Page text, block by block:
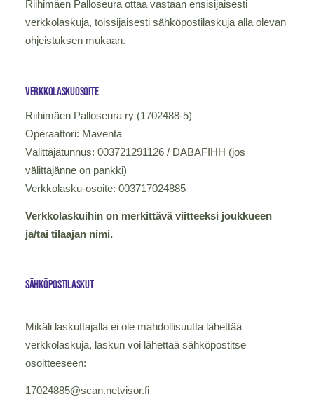
Riihimäen Palloseura ottaa vastaan ensisijaisesti
verkkolaskuja, toissijaisesti sähköpostilaskuja alla olevan
ohjeistuksen mukaan.
VERKKOLaskuosoite
Riihimäen Palloseura ry (1702488-5)
Operaattori: Maventa
Välittäjätunnus: 003721291126 / DABAFIHH (jos
välittäjänne on pankki)
Verkkolasku-osoite: 003717024885
Verkkolaskuihin on merkittävä viitteeksi joukkueen
ja/tai tilaajan nimi.
Sähköpostilaskut
Mikäli laskuttajalla ei ole mahdollisuutta lähettää
verkkolaskuja, laskun voi lähettää sähköpostitse
osoitteeseen:
17024885@scan.netvisor.fi